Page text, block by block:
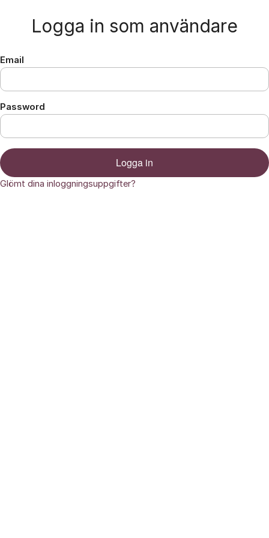
Logga in som användare
Email
Password
Logga in
Glömt dina inloggningsuppgifter?